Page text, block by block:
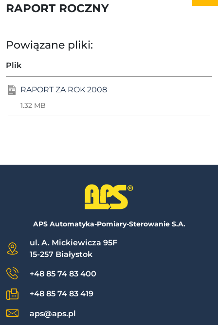
RAPORT ROCZNY
Powiązane pliki:
Plik
RAPORT ZA ROK 2008
1.32 MB
APS Automatyka-Pomiary-Sterowanie S.A.
ul. A. Mickiewicza 95F
15-257 Białystok
+48 85 74 83 400
+48 85 74 83 419
aps@aps.pl